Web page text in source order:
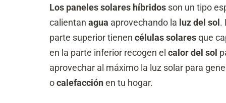
Los paneles solares híbridos son un tipo
calientan agua aprovechando la luz del sol .
parte superior tienen células solaresque
en la parte inferior recogen el calor del sol
aprovechar al máximo la luz solar para
ocalefacciónen tu hogar.